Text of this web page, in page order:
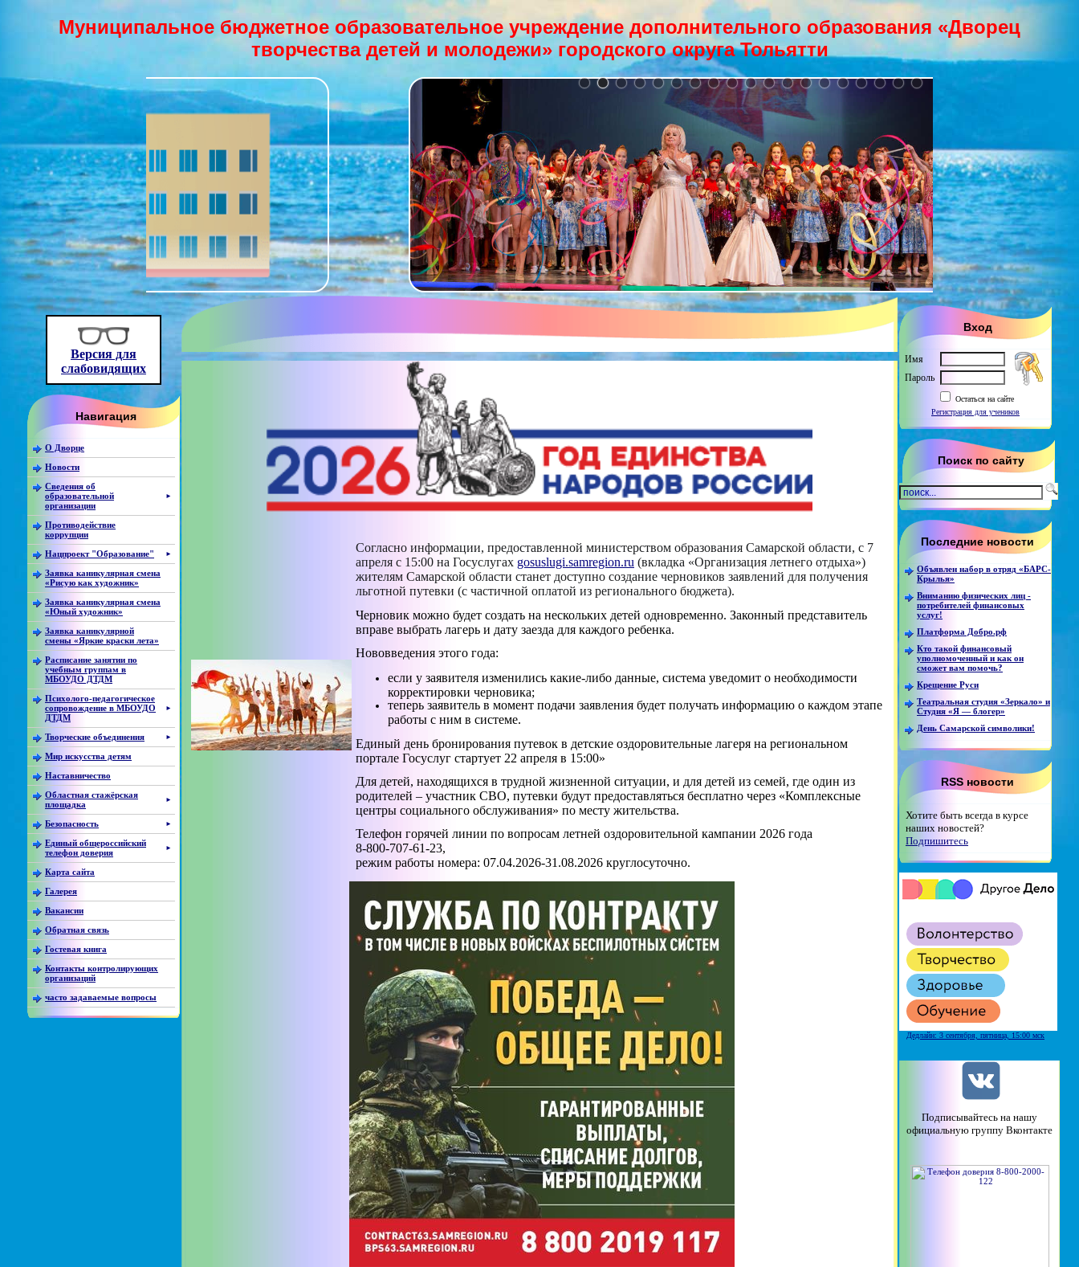
Муниципальное бюджетное образовательное учреждение дополнительного образования «Дворец
творчества детей и молодежи» городского округа Тольятти
Версия для
слабовидящих
Навигация
О Дворце
Новости
Сведения об
образовательной
организации
►
Противодействие
коррупции
Нацпроект "Образование"
►
Заявка каникулярная смена
«Рисую как художник»
Заявка каникулярная смена
«Юный художник»
Заявка каникулярной
смены «Яркие краски лета»
Расписание занятии по
учебным группам в
МБОУДО ДТДМ
Психолого-педагогическое
сопровождение в МБОУДО
ДТДМ
►
Творческие объединения ►
Мир искусства детям
Наставничество
Областная стажёрская
площадка
►
Безопасность ►
Единый общероссийский
телефон доверия
►
Карта сайта
Галерея
Вакансии
Обратная связь
Гостевая книга
Контакты контролирующих
организаций
часто задаваемые вопросы
Согласно информации, предоставленной министерством образования Самарской области, с 7
апреля с 15:00 на Госуслугах gosuslugi.samregion.ru (вкладка «Организация летнего отдыха»)
жителям Самарской области станет доступно создание черновиков заявлений для получения
льготной путевки (с частичной оплатой из регионального бюджета).
Черновик можно будет создать на нескольких детей одновременно. Законный представитель
вправе выбрать лагерь и дату заезда для каждого ребенка.
Нововведения этого года:
если у заявителя изменились какие-либо данные, система уведомит о необходимости
корректировки черновика;
теперь заявитель в момент подачи заявления будет получать информацию о каждом этапе
работы с ним в системе.
Единый день бронирования путевок в детские оздоровительные лагеря на региональном
портале Госуслуг стартует 22 апреля в 15:00»
Для детей, находящихся в трудной жизненной ситуации, и для детей из семей, где один из
родителей – участник СВО, путевки будут предоставляться бесплатно через «Комплексные
центры социального обслуживания» по месту жительства.
Телефон горячей линии по вопросам летней оздоровительной кампании 2026 года
8-800-707-61-23,
режим работы номера: 07.04.2026-31.08.2026 круглосуточно.
Вход
Имя
Пароль
Остаться на сайте
Регистрация для учеников
Поиск по сайту
Последние новости
Объявлен набор в отряд «БАРС-
Крылья»
Вниманию физических лиц -
потребителей финансовых
услуг!
Платформа Добро.рф
Кто такой финансовый
уполномоченный и как он
сможет вам помочь?
Крещение Руси
Театральная студия «Зеркало» и
Студия «Я — блогер»
День Самарской символики!
RSS новости
Хотите быть всегда в курсе
наших новостей?
Подпишитесь
Дедлайн: 3 сентября, пятница, 15:00 мск
Подписывайтесь на нашу
официальную группу Вконтакте